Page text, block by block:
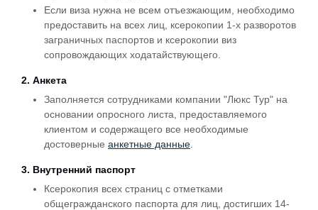
Если виза нужна не всем отъезжающим, необходимо
предоставить на всех лиц, ксерокопии 1-х разворотов
заграничных паспортов и ксерокопии виз
сопровождающих ходатайствующего.
2. Анкета
Заполняется сотрудниками компании "Люкс Тур" на
основании опросного листа, предоставляемого
клиентом и содержащего все необходимые
достоверные анкетные данные
3. Внутренний паспорт
Ксерокопия всех страниц с отметками
общегражданского паспорта для лиц, достигших 14-